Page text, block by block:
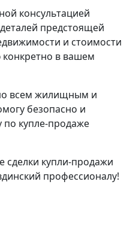
консультацией
предстоящей
и стоимости
в вашем
всем жилищным и
безопасно и
по купле-продаже
сделки купли-продажи
профессионалу!